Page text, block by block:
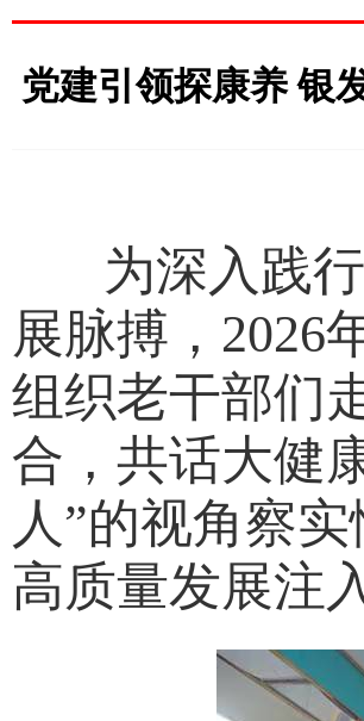
党建引领探康养 银
为深入践行
展脉搏，2026
组织老干部们
合，共话大健
人”的视角察
高质量发展注